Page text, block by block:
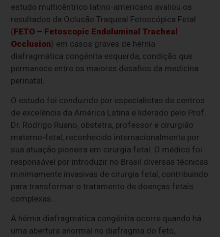
estudo multicêntrico latino-americano avaliou os
resultados da Oclusão Traqueal Fetoscópica Fetal
(FETO – Fetoscopic Endoluminal Tracheal
Occlusion) em casos graves de hérnia
diafragmática congênita esquerda, condição que
permanece entre os maiores desafios da medicina
perinatal.
O estudo foi conduzido por especialistas de centros
de excelência da América Latina e liderado pelo Prof.
Dr. Rodrigo Ruano, obstetra, professor e cirurgião
materno-fetal, reconhecido internacionalmente por
sua atuação pioneira em cirurgia fetal. O médico foi
responsável por introduzir no Brasil diversas técnicas
minimamente invasivas de cirurgia fetal, contribuindo
para transformar o tratamento de doenças fetais
complexas.
A hérnia diafragmática congênita ocorre quando há
uma abertura anormal no diafragma do feto,